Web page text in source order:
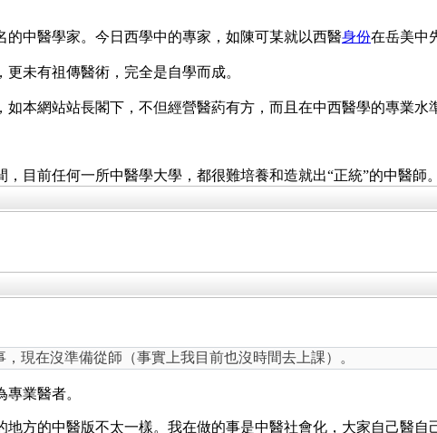
的中醫學家。今日西學中的專家，如陳可某就以西醫身份在岳美中
未有祖傳醫術，完全是自學而成。
本網站站長閣下，不但經營醫葯有方，而且在中西醫學的專業水
目前任何一所中醫學大學，都很難培養和造就出“正統”的中醫師
現在沒準備從師（事實上我目前也沒時間去上課）。
業醫者。
地方的中醫版不太一樣。我在做的事是中醫社會化，大家自己醫自